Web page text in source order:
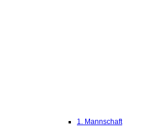
1. Mannschaft